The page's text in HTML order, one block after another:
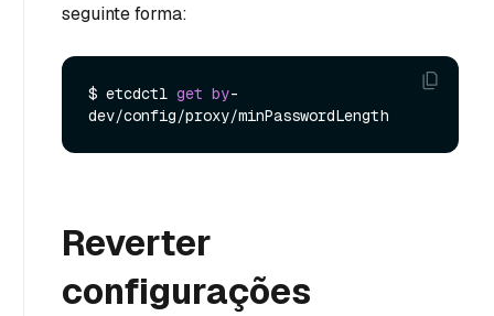
seguinte forma:
$ etcdctl get by-
Reverter
configurações